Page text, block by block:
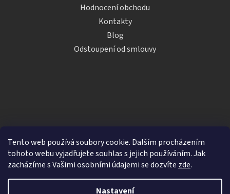
Tento web používá soubory cookie. Dalším procházením
tohoto webu vyjadřujete souhlas s jejich používáním. Jak
zacházíme s Vašimi osobními údajemi se dozvíte zde.
Nastavení
Hodnocení obchodu
Kontakty
Blog
Odstoupení od smlouvy
Vytvořil Shoptet